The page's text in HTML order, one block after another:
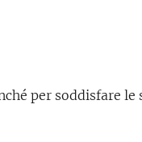
per soddisfare